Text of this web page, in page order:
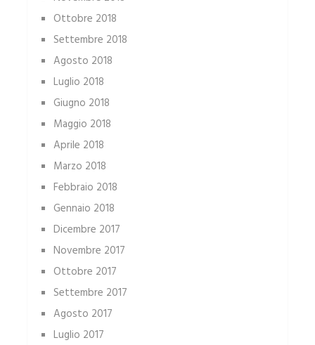
Ottobre 2018
Settembre 2018
Agosto 2018
Luglio 2018
Giugno 2018
Maggio 2018
Aprile 2018
Marzo 2018
Febbraio 2018
Gennaio 2018
Dicembre 2017
Novembre 2017
Ottobre 2017
Settembre 2017
Agosto 2017
Luglio 2017